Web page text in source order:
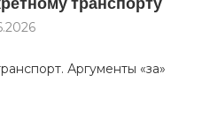
Аргументы «за»